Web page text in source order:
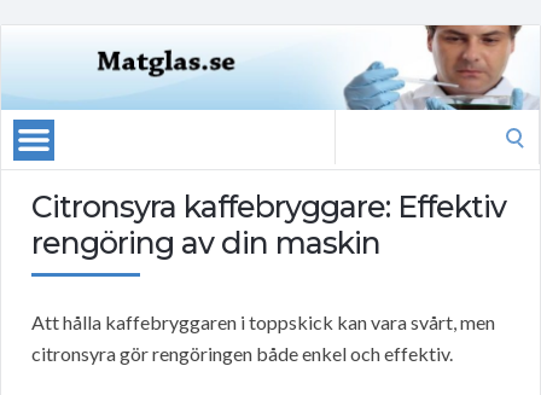
Citronsyra kaffebryggare: Effektiv
rengöring av din maskin
Att hålla kaffebryggaren i toppskick kan vara svårt, men
citronsyra gör rengöringen både enkel och effektiv.